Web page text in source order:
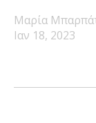
Μαρία
Ιαν 18, 2023